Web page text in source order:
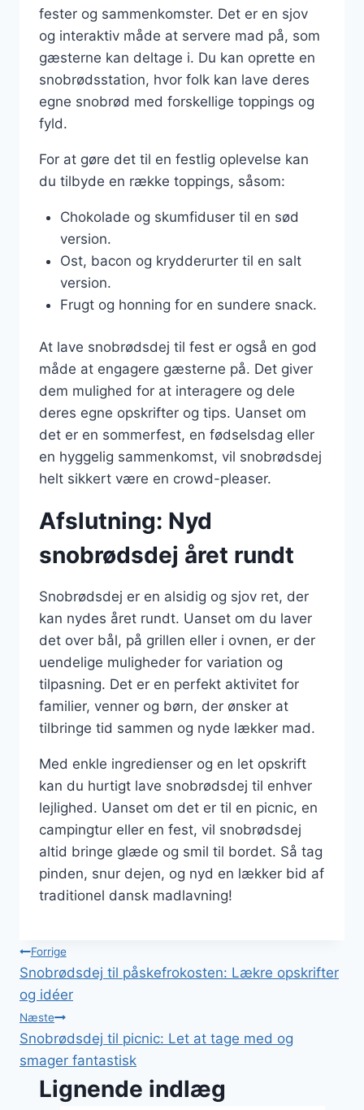
fester og sammenkomster. Det er en sjov
og interaktiv måde at servere mad på, som
gæsterne kan deltage i. Du kan oprette en
snobrødsstation, hvor folk kan lave deres
egne snobrød med forskellige toppings og
fyld.
For at gøre det til en festlig oplevelse kan
du tilbyde en række toppings, såsom:
Chokolade og skumfiduser til en sød
version.
Ost, bacon og krydderurter til en salt
version.
Frugt og honning for en sundere snack.
At lave snobrødsdej til fest er også en god
måde at engagere gæsterne på. Det giver
dem mulighed for at interagere og dele
deres egne opskrifter og tips. Uanset om
det er en sommerfest, en fødselsdag eller
en hyggelig sammenkomst, vil snobrødsdej
helt sikkert være en crowd-pleaser.
Afslutning: Nyd
snobrødsdej året rundt
Snobrødsdej er en alsidig og sjov ret, der
kan nydes året rundt. Uanset om du laver
det over bål, på grillen eller i ovnen, er der
uendelige muligheder for variation og
tilpasning. Det er en perfekt aktivitet for
familier, venner og børn, der ønsker at
tilbringe tid sammen og nyde lækker mad.
Med enkle ingredienser og en let opskrift
kan du hurtigt lave snobrødsdej til enhver
lejlighed. Uanset om det er til en picnic, en
campingtur eller en fest, vil snobrødsdej
altid bringe glæde og smil til bordet. Så tag
pinden, snur dejen, og nyd en lækker bid af
traditionel dansk madlavning!
Indlægsnavigation
Forrige
Snobrødsdej til påskefrokosten: Lækre opskrifter
og idéer
Næste
Snobrødsdej til picnic: Let at tage med og
smager fantastisk
Lignende indlæg